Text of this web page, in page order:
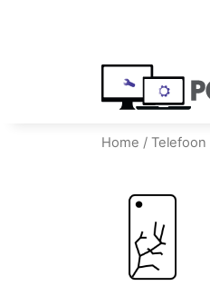
Home / Telefoon